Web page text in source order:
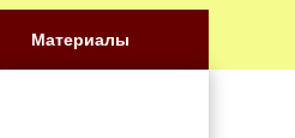
Материалы